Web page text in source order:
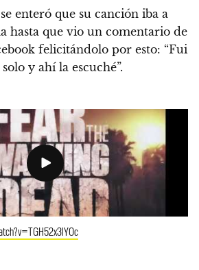
enteró que su canción iba a
hasta que vio un comentario de
felicitándolo por esto: “Fui
y ahí la escuché”.